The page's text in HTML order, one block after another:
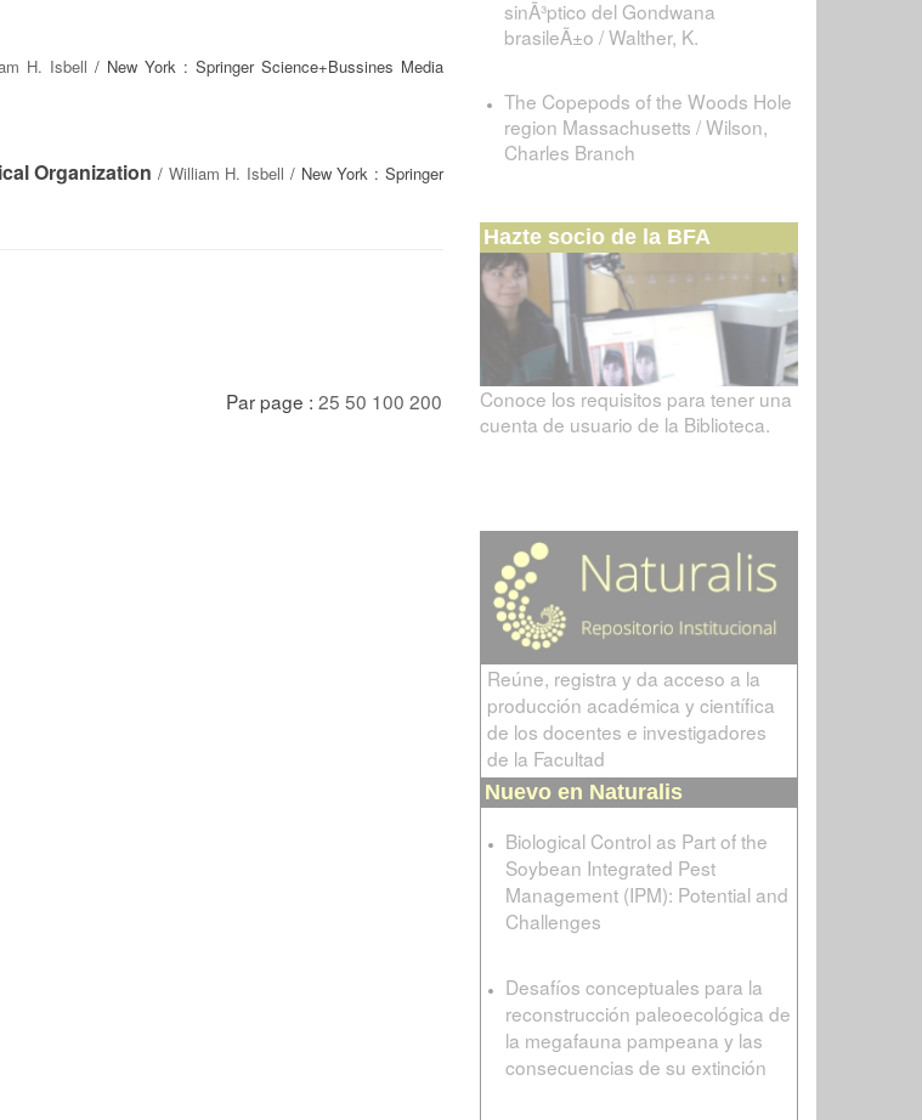
H. Isbell / New York : Springer Science+Bussines Media
Organization / William H. Isbell / New York : Springer
Par page : 25 50 100 200
sinÃ³ptico del Gondwana
brasileÃ±o / Walther, K.
The Copepods of the Woods Hole
region Massachusetts / Wilson,
Charles Branch
Hazte socio de la BFA
Conoce los requisitos para tener una
cuenta de usuario de la Biblioteca.
Reúne, registra y da acceso a la
producción académica y científica
de los docentes e investigadores
de la Facultad
Nuevo en Naturalis
Biological Control as Part of the
Soybean Integrated Pest
Management (IPM): Potential and
Challenges
Desafíos conceptuales para la
reconstrucción paleoecológica de
la megafauna pampeana y las
consecuencias de su extinción